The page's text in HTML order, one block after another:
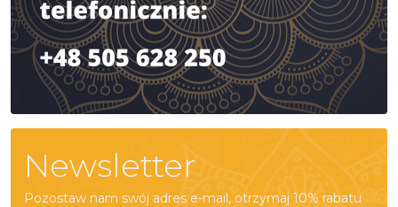
Newsletter
Pozostaw nam swój adres e-mail, otrzymaj 10% rabatu